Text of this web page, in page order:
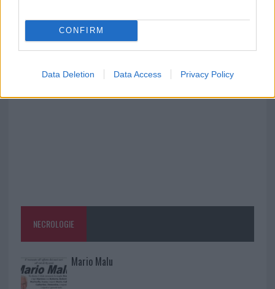
CONFIRM
Data Deletion Data Access Privacy Policy
Raid nelle campagne di Berchidda, rischio per
la rete elettrica
NECROLOGIE
Mario Malu